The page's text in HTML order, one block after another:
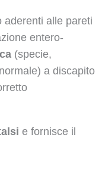
aderenti alle pareti
entero-
(specie,
a discapito
e fornisce il